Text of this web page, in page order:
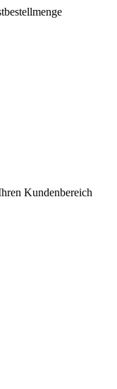
Kundenbereich